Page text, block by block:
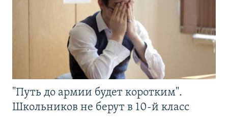
"Путь до армии будет коротким".
Школьников не берут в 10-й класс